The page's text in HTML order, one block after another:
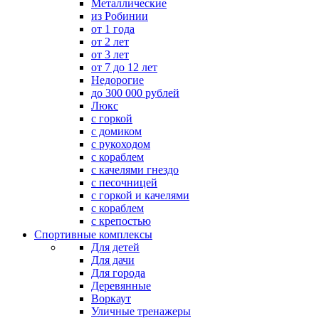
Металлические
из Робинии
от 1 года
от 2 лет
от 3 лет
от 7 до 12 лет
Недорогие
до 300 000 рублей
Люкс
с горкой
с домиком
с рукоходом
с кораблем
с качелями гнездо
с песочницей
с горкой и качелями
с кораблем
с крепостью
Спортивные комплексы
Для детей
Для дачи
Для города
Деревянные
Воркаут
Уличные тренажеры